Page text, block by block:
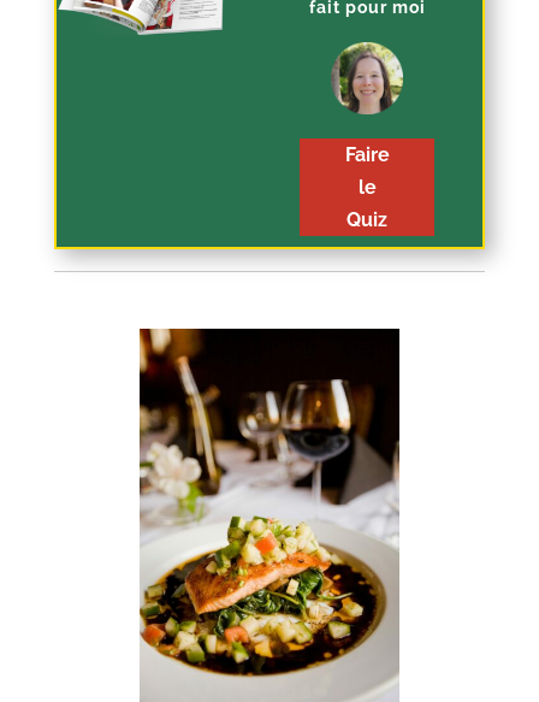
fait pour moi
Faire
le
Quiz